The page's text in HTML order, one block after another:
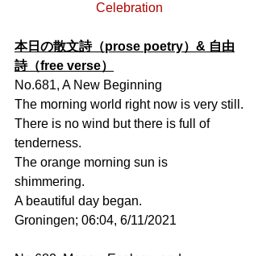
Celebration
本日の散文詩（prose poetry）& 自由
詩（free verse）
No.681, A New Beginning
The morning world right now is very still.
There is no wind but there is full of
tenderness.
The orange morning sun is
shimmering.
A beautiful day began.
Groningen; 06:04, 6/11/2021